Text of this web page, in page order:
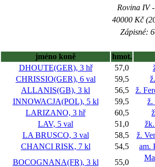
Rovina IV
40000 Kč
Zápisné:
jméno koně
hmot.
DHOUTE(GER), 3 hř 57,0
CHRISSIO(GER), 6 val 59,5
ALLANIS(GB), 3 kl 56,5
ž.
INNOWACJA(POL), 5 kl 59,5
ž.
LARIZANO, 3 hř 60,5
LAV, 5 val 51,0
LA BRUSCO, 3 val 58,5
ž.
CHANCI RISK, 7 kl 54,5
am.
BOCOGNANA(FR), 3 kl 55,0